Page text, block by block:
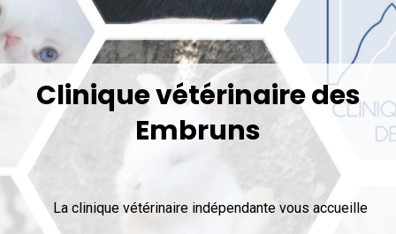
Clinique vétérinaire des
Embruns
La clinique vétérinaire indépendante vous accueille